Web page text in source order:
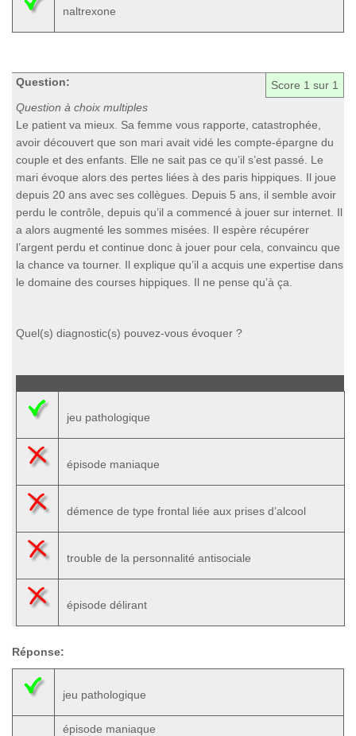
naltrexone
Score 1 sur 1
Question:
Question à choix multiples
Le patient va mieux. Sa femme vous rapporte, catastrophée,
avoir découvert que son mari avait vidé les compte-épargne du
couple et des enfants. Elle ne sait pas ce qu’il s’est passé. Le
mari évoque alors des pertes liées à des paris hippiques. Il joue
depuis 20 ans avec ses collègues. Depuis 5 ans, il semble avoir
perdu le contrôle, depuis qu’il a commencé à jouer sur internet. Il
a alors augmenté les sommes misées. Il espère récupérer
l’argent perdu et continue donc à jouer pour cela, convaincu que
la chance va tourner. Il explique qu’il a acquis une expertise dans
le domaine des courses hippiques. Il ne pense qu’à ça.
Quel(s) diagnostic(s) pouvez-vous évoquer ?
jeu pathologique
épisode maniaque
démence de type frontal liée aux prises d’alcool
trouble de la personnalité antisociale
épisode délirant
Réponse:
jeu pathologique
épisode maniaque